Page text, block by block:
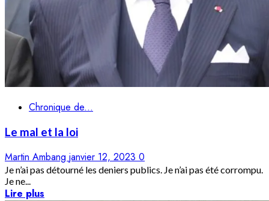
Chronique de...
Le mal et la loi
Martin Ambang janvier 12, 2023 0
Je n’ai pas détourné les deniers publics. Je n’ai pas été corrompu.
Je ne...
Lire plus